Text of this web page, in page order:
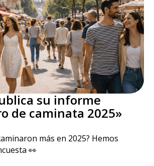
su informe
de caminata 2025»
más en 2025? Hemos
👀